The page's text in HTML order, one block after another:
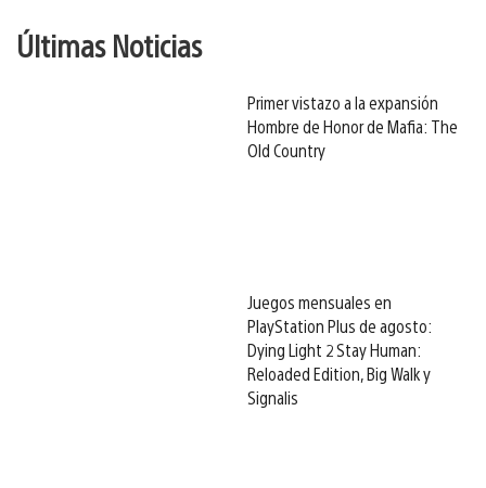
Últimas Noticias
Primer vistazo a la expansión
Hombre de Honor de Mafia: The
Old Country
Juegos mensuales en
PlayStation Plus de agosto:
Dying Light 2 Stay Human:
Reloaded Edition, Big Walk y
Signalis